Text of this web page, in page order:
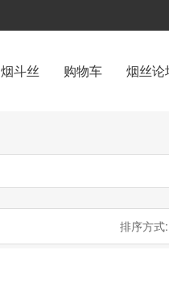
烟斗丝 购物车 烟丝论
排序方式: